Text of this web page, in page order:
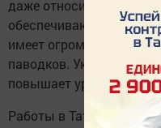
даже относительно
обеспечивающий
имеет огромное
паводков. Укрепление
повышает уровень
Работы в Татарстане